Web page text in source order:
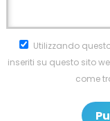
Utilizzando
inseriti su questo sito
come